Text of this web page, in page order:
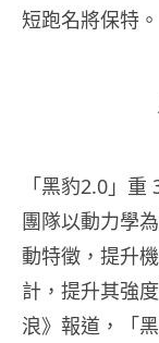
短跑名將保特。
「黑豹2.0」
團隊以動力學
動特徵，提升
計，提升其強
浪》報道，「